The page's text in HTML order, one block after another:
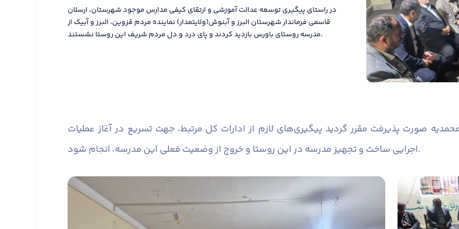
در راستای پیگیری توسعه عدالت آموزشی و ارتقای کیفی مدارس موجود شهرستان، ارسلان
قاسمی فرماندار شهرستان البرز و آبنوش(ولایتمدار) نماینده مردم قزوین، البرز و آبیک از
مدرسه روستای باورس بازدید کردند و پای درد و دل مردم شریف این روستا نشستند.
صورت پذیرفت مقرر گردید پیگیری‌های لازم از ادارات کل مرتبط، جهت تسریع در آغاز عملیات
اجرایی ساخت و تجهیز مدرسه در این روستا و خروج از وضعیت فعلی این مدرسه، انجام شود.